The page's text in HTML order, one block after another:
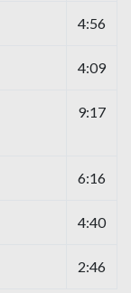
4:56
4:09
9:17
6:16
4:40
2:46